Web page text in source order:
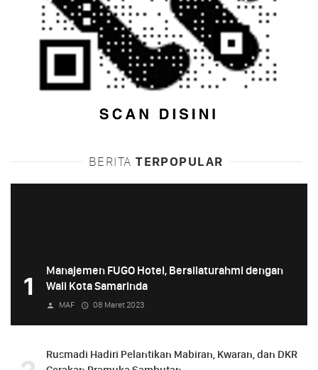
BERITA TERPOPULAR
1
Manajemen FUGO Hotel, Bersilaturahmi dengan
Wali Kota Samarinda
MAF 08 Maret 2023
Rusmadi Hadiri Pelantikan Mabiran, Kwaran, dan DKR